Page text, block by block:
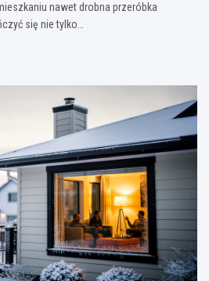
nawet drobna przeróbka
się nie tylko…